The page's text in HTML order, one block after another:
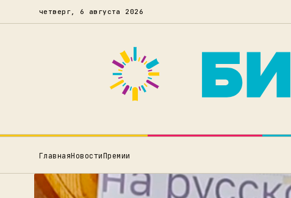
четверг, 6 августа 2026
ГлавнаяНовостиПремии